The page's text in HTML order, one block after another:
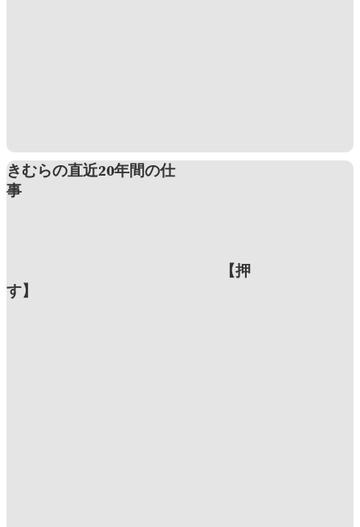
きむらの直近20年間の仕
事
【押
す】